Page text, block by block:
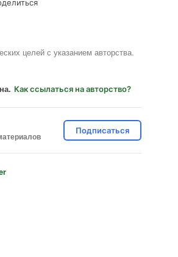
целей с указанием авторства.
Как ссылаться на авторство?
Подписаться